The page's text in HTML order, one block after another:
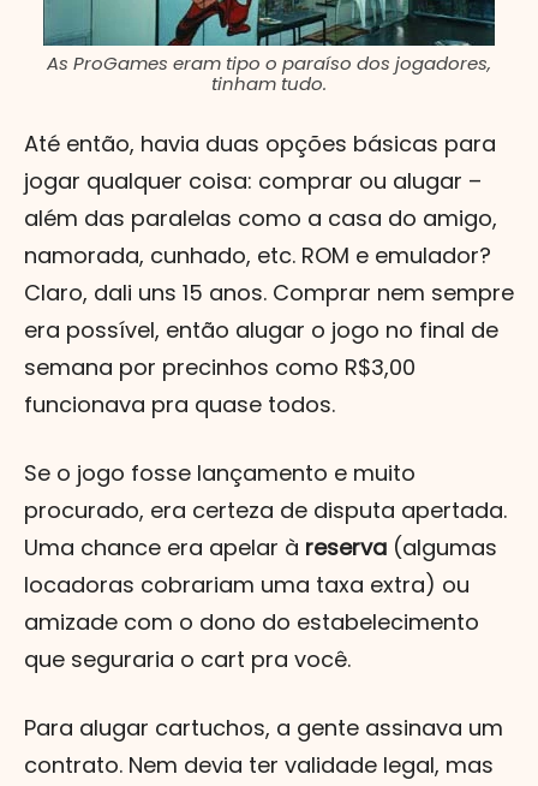
As ProGames eram tipo o paraíso dos jogadores,
tinham tudo.
Até então, havia duas opções básicas para
jogar qualquer coisa: comprar ou alugar –
além das paralelas como a casa do amigo,
namorada, cunhado, etc. ROM e emulador?
Claro, dali uns 15 anos. Comprar nem sempre
era possível, então alugar o jogo no final de
semana por precinhos como R$3,00
funcionava pra quase todos.
Se o jogo fosse lançamento e muito
procurado, era certeza de disputa apertada.
Uma chance era apelar à reserva (algumas
locadoras cobrariam uma taxa extra) ou
amizade com o dono do estabelecimento
que seguraria o cart pra você.
Para alugar cartuchos, a gente assinava um
contrato. Nem devia ter validade legal, mas